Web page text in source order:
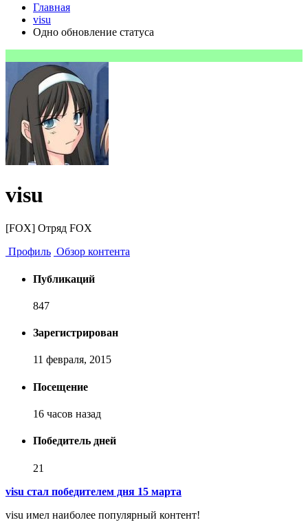
Главная
visu
Одно обновление статуса
visu
[FOX] Отряд FOX
Профиль Обзор контента
Публикаций
847
Зарегистрирован
11 февраля, 2015
Посещение
16 часов назад
Победитель дней
21
visu стал победителем дня 15 марта
visu имел наиболее популярный контент!